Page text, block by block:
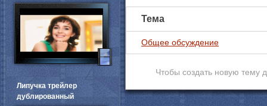
Тема
Общее обсуждение
Чтобы создать новую тему
Липучка трейлер
дублированный